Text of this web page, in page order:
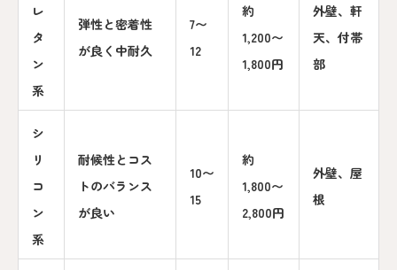
レ
タ
ン
系
弾性と密着性
が良く中耐久
7〜
12
約
1,200〜
1,800円
外壁、軒
天、付帯
部
シ
リ
コ
ン
系
耐候性とコス
トのバランス
が良い
10〜
15
約
1,800〜
2,800円
外壁、屋
根